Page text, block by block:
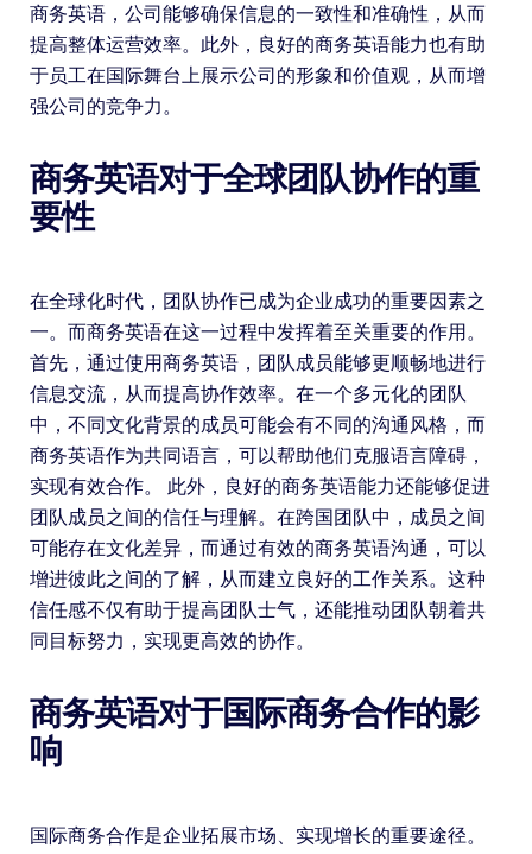
商务英语，公司能够确保信息的一致性和准确性，从而
提高整体运营效率。此外，良好的商务英语能力也有助
于员工在国际舞台上展示公司的形象和价值观，从而增
强公司的竞争力。
商务英语对于全球团队协作的重
要性
在全球化时代，团队协作已成为企业成功的重要因素之
一。而商务英语在这一过程中发挥着至关重要的作用。
首先，通过使用商务英语，团队成员能够更顺畅地进行
信息交流，从而提高协作效率。在一个多元化的团队
中，不同文化背景的成员可能会有不同的沟通风格，而
商务英语作为共同语言，可以帮助他们克服语言障碍，
实现有效合作。 此外，良好的商务英语能力还能够促进
团队成员之间的信任与理解。在跨国团队中，成员之间
可能存在文化差异，而通过有效的商务英语沟通，可以
增进彼此之间的了解，从而建立良好的工作关系。这种
信任感不仅有助于提高团队士气，还能推动团队朝着共
同目标努力，实现更高效的协作。
商务英语对于国际商务合作的影
响
国际商务合作是企业拓展市场、实现增长的重要途径。